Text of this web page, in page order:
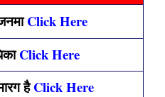
Click Here
Click Here
हैClick Here